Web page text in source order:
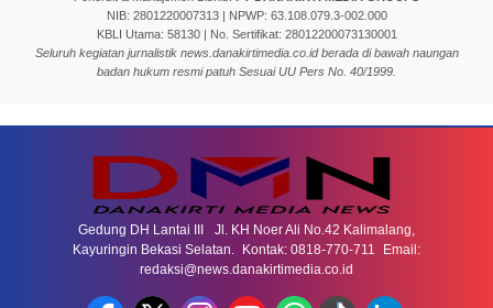
NIB: 2801220007313 | NPWP: 63.108.079.3-002.000
KBLI Utama: 58130 | No. Sertifikat: 28012200073130001
Seluruh kegiatan jurnalistik news.danakirtimedia.co.id berada di bawah naungan
badan hukum resmi patuh Sesuai UU Pers No. 40/1999.
Gedung DH Lantai III Jl. KH Noer Ali No.42 Kalimalang,
Kayuringin Bekasi Selatan. Kontak: 0818-770-711 Email:
redaksi@news.danakirtimedia.co.id